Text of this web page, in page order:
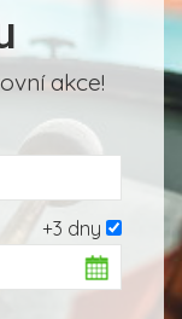
akce!
+3 dny